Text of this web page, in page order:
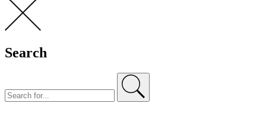
Search